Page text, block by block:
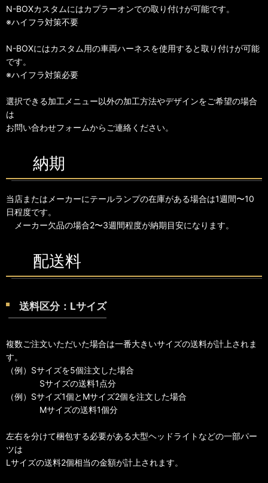
N-BOXカスタムにはカプラーオンでの取り付けが可能です。
※ハイフラ対策不要
N-BOXにはカスタム用の車両ハーネスを使用すると取り付けが可能
です。
※ハイフラ対策必要
選択できる加工メニュー以外の加工方法やデザインをご希望の場合
は
お問い合わせフォームからご連絡ください。
納期
当店またはメーカーにテールランプの在庫がある場合は1週間〜10
日程度です。
メーカー欠品の場合2〜3週間程度が納期目安になります。
配送料
送料区分：Lサイズ
複数ご注文いただいた場合は一番大きいサイズの送料が計上されま
す。
（例）Sサイズを5個注文した場合
Sサイズの送料1点分
（例）Sサイズ1個とMサイズ2個を注文した場合
Mサイズの送料1個分
左右を分けて梱包する必要がある大型ヘッドライトなどの一部パー
ツは
Lサイズの送料2個相当の金額が計上されます。